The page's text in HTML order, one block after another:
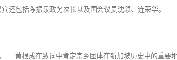
还包括陈振泉政务次长以及国会议员沈颖、连荣华。
黄根成在致词中肯定宗乡团体在新加坡历史中的重要